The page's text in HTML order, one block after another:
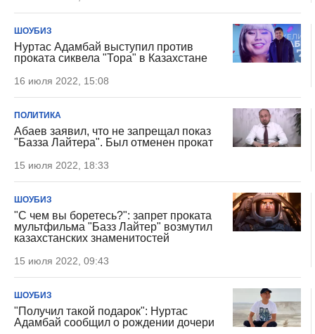
ШОУБИЗ
Нуртас Адамбай выступил против
проката сиквела "Тора" в Казахстане
16 июля 2022, 15:08
ПОЛИТИКА
Абаев заявил, что не запрещал показ
"Базза Лайтера". Был отменен прокат
15 июля 2022, 18:33
ШОУБИЗ
"С чем вы боретесь?": запрет проката
мультфильма "Базз Лайтер" возмутил
казахстанских знаменитостей
15 июля 2022, 09:43
ШОУБИЗ
"Получил такой подарок": Нуртас
Адамбай сообщил о рождении дочери